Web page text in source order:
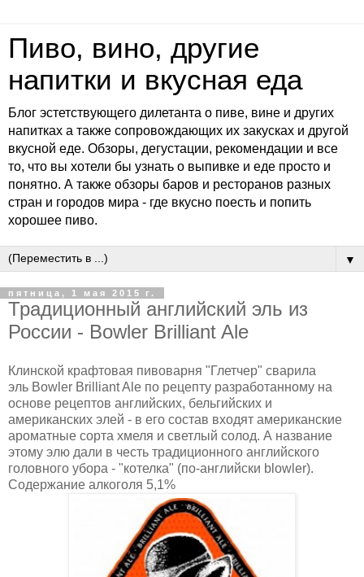
Пиво, вино, другие
напитки и вкусная еда
Блог эстетствующего дилетанта о пиве, вине и других
напитках а также сопровождающих их закусках и другой
вкусной еде. Обзоры, дегустации, рекомендации и все
то, что вы хотели бы узнать о выпивке и еде просто и
понятно. А также обзоры баров и ресторанов разных
стран и городов мира - где вкусно поесть и попить
хорошее пиво.
▼
пятница, 1 мая 2015 г.
Традиционный английский эль из
России - Bowler Brilliant Ale
Клинской крафтовая пивоварня "Глетчер" сварила
эль Bowler Brilliant Ale по рецепту разработанному на
основе рецептов английских, бельгийских и
американских элей - в его состав входят американские
ароматные сорта хмеля и светлый солод. А название
этому элю дали в честь традиционного английского
головного убора - "котелка" (по-английски blowler).
Содержание алкоголя 5,1%